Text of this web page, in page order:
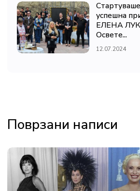
успешна
ЕЛЕНА
Освете...
12.07.2024
Поврзани написи